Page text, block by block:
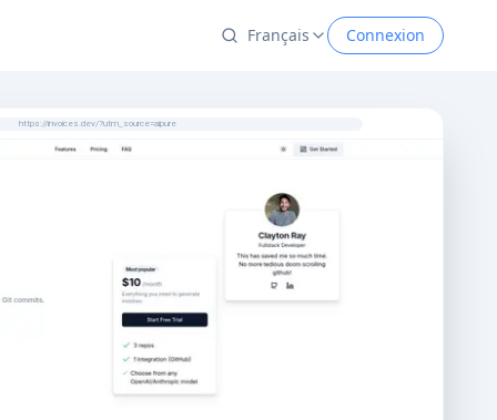
Français Connexion
https://invoices.dev/?utm_source=aipure